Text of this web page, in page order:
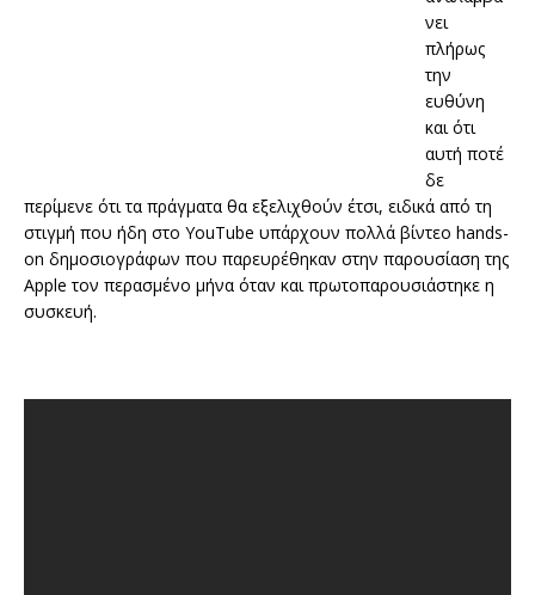
νει
πλήρως
την
ευθύνη
και ότι
αυτή ποτέ
δε
περίμενε ότι τα πράγματα θα εξελιχθούν έτσι, ειδικά από τη
στιγμή που ήδη στο YouTube υπάρχουν πολλά βίντεο hands-
on δημοσιογράφων που παρευρέθηκαν στην παρουσίαση της
Apple τον περασμένο μήνα όταν και πρωτοπαρουσιάστηκε η
συσκευή.